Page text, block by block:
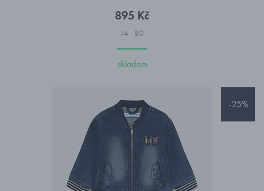
895 Kč
74 80
skladem
-25%